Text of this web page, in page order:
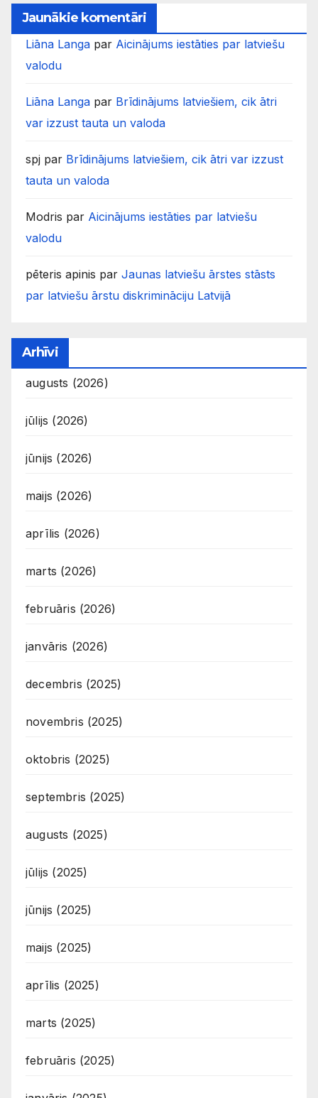
Jaunākie komentāri
Liāna Langa par Aicinājums iestāties par latviešu
valodu
Liāna Langa par Brīdinājums latviešiem, cik ātri
var izzust tauta un valoda
spj par Brīdinājums latviešiem, cik ātri var izzust
tauta un valoda
Modris par Aicinājums iestāties par latviešu
valodu
pēteris apinis par Jaunas latviešu ārstes stāsts
par latviešu ārstu diskrimināciju Latvijā
Arhīvi
augusts (2026)
jūlijs (2026)
jūnijs (2026)
maijs (2026)
aprīlis (2026)
marts (2026)
februāris (2026)
janvāris (2026)
decembris (2025)
novembris (2025)
oktobris (2025)
septembris (2025)
augusts (2025)
jūlijs (2025)
jūnijs (2025)
maijs (2025)
aprīlis (2025)
marts (2025)
februāris (2025)